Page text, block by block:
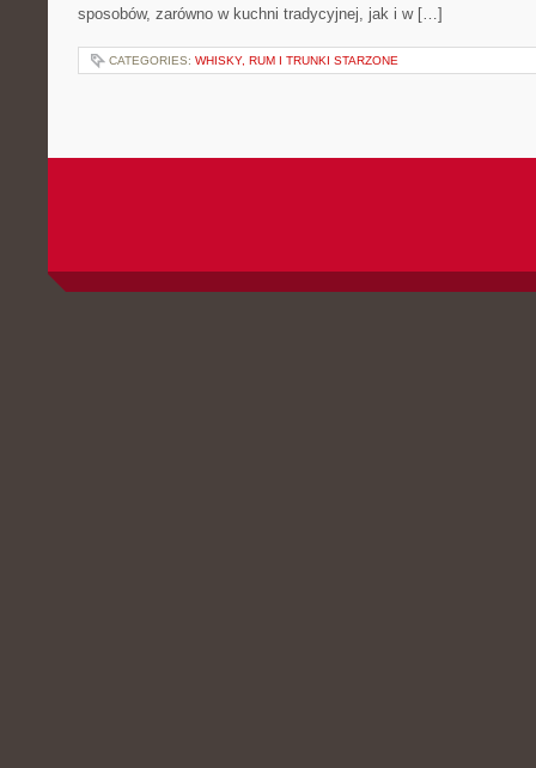
sposobów, zarówno w kuchni tradycyjnej, jak i w […]
CATEGORIES: WHISKY, RUM I TRUNKI STARZONE